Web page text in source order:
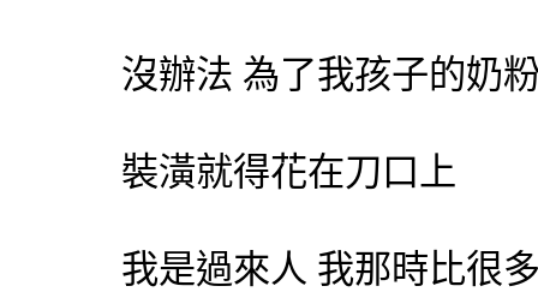
沒辦法 為了我孩子的奶
裝潢就得花在刀口上
我是過來人 我那時比很